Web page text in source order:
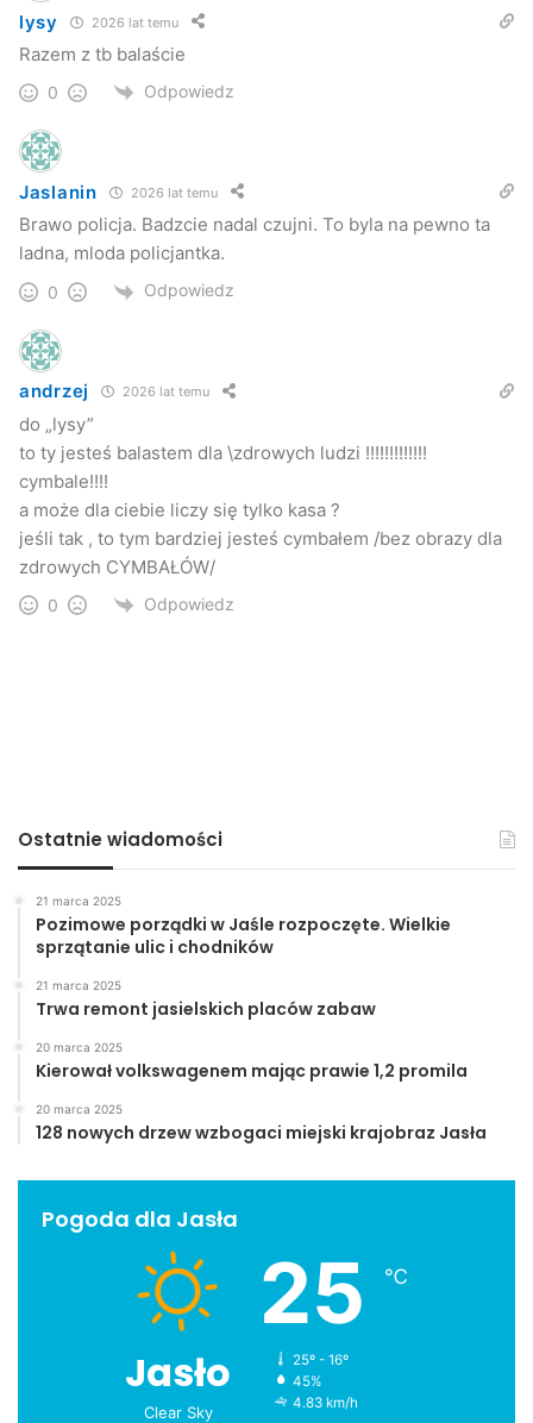
lysy 2026 lat temu
Razem z tb balaście
0 Odpowiedz
Jaslanin 2026 lat temu
Brawo policja. Badzcie nadal czujni. To byla na pewno ta
ladna, mloda policjantka.
0 Odpowiedz
andrzej 2026 lat temu
do „lysy”
to ty jesteś balastem dla \zdrowych ludzi !!!!!!!!!!!!!
cymbale!!!!
a może dla ciebie liczy się tylko kasa ?
jeśli tak , to tym bardziej jesteś cymbałem /bez obrazy dla
zdrowych CYMBAŁÓW/
0 Odpowiedz
Ostatnie wiadomości
21 marca 2025
Pozimowe porządki w Jaśle rozpoczęte. Wielkie
sprzątanie ulic i chodników
21 marca 2025
Trwa remont jasielskich placów zabaw
20 marca 2025
Kierował volkswagenem mając prawie 1,2 promila
20 marca 2025
128 nowych drzew wzbogaci miejski krajobraz Jasła
Pogoda dla Jasła
Jasło
Clear Sky
25 ℃
25º - 16º
45%
4.83 km/h